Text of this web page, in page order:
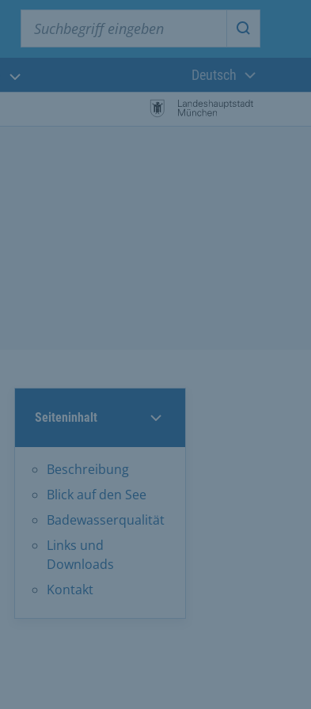
Suche
Aktuelle
Deutsch
Seiteninhalt
Beschreibung
Blick auf den See
Badewasserqualität
Links und
Downloads
Kontakt